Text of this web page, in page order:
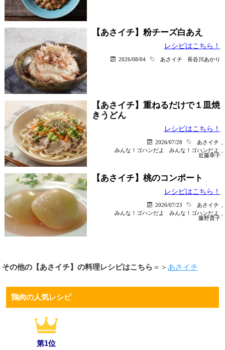
【あさイチ】粉チーズ白あえ
レシピはこちら！
2026/08/04 あさイチ 長谷川あかり
【あさイチ】重ねるだけで１皿焼
きうどん
レシピはこちら！
2026/07/28 あさイチ
みんな！ゴハンだよ
みんな！ゴハンだよ
近藤幸子
【あさイチ】桃のコンポート
レシピはこちら！
2026/07/23 あさイチ
みんな！ゴハンだよ
みんな！ゴハンだよ
藤野貴子
その他の【あさイチ】の料理レシピはこちら ＝＞ あさイチ
鶏肉の人気レシピ
第1位